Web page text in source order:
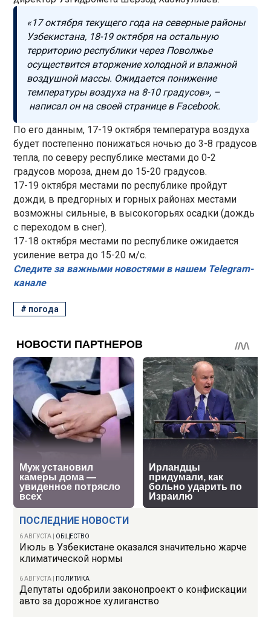
ПОСЛЕДНИЕ НОВОСТИ
6 АВГУСТА ОБЩЕСТВО
Июль в Узбекистане оказался значительно жарче
климатической нормы
6 АВГУСТА ПОЛИТИКА
Депутаты одобрили законопроект о конфискации
авто за дорожное хулиганство
«17 октября текущего года на северные районы
Узбекистана, 18-19 октября на остальную
территорию республики через Поволжье
осуществится вторжение холодной и влажной
воздушной массы. Ожидается понижение
температуры воздуха на 8-10 градусов», –
написал он на своей странице в Facebook.
По его данным, 17-19 октября температура воздуха
будет постепенно понижаться ночью до 3-8 градусов
тепла, по северу республике местами до 0-2
градусов мороза, днем до 15-20 градусов.
17-19 октября местами по республике пройдут
дожди, в предгорных и горных районах местами
возможны сильные, в высокогорьях осадки (дождь
с переходом в снег).
17-18 октября местами по республике ожидается
усиление ветра до 15-20 м/с.
Следите за важными новостями в нашем Telegram-
канале
# погода